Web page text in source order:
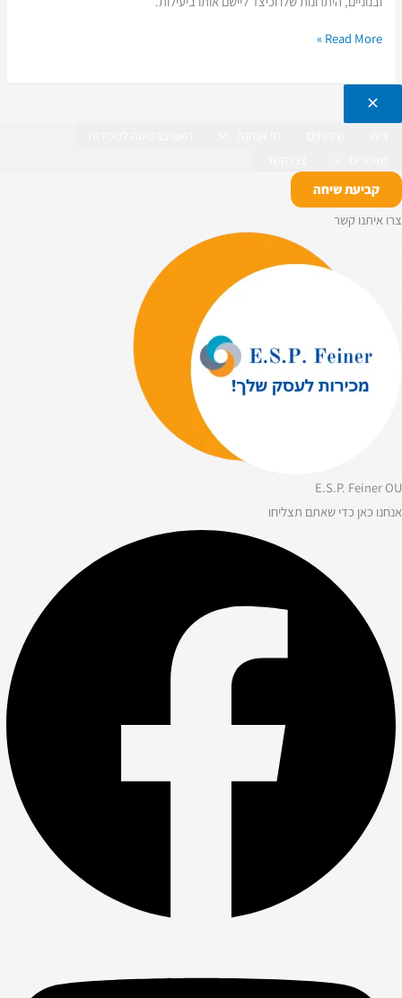
Read More »
קביעת שיחה
צרו איתנו קשר
E.S.P. Feiner OU
אנחנו כאן כדי שאתם תצליחו